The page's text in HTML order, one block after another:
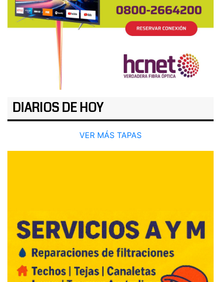
DIARIOS DE HOY
VER MÁS TAPAS